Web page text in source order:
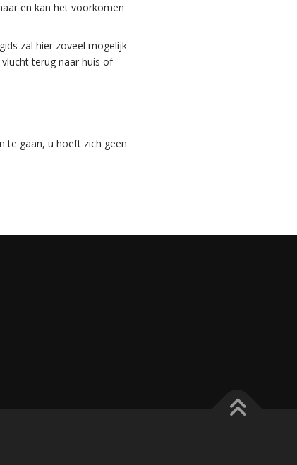
en kan het voorkomen
zal hier zoveel mogelijk
terug naar huis of
te gaan, u hoeft zich geen